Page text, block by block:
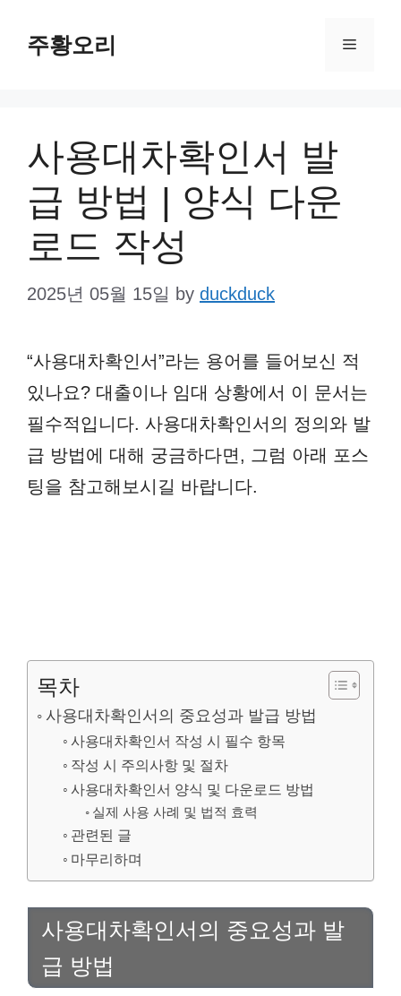
주황오리 Menu
사용대차확인서 발
급 방법 | 양식 다운
로드 작성
2025년 05월 15일 by duckduck
“사용대차확인서”라는 용어를 들어보신 적
있나요? 대출이나 임대 상황에서 이 문서는
필수적입니다. 사용대차확인서의 정의와 발
급 방법에 대해 궁금하다면, 그럼 아래 포스
팅을 참고해보시길 바랍니다.
목차
사용대차확인서의 중요성과 발급 방법
사용대차확인서 작성 시 필수 항목
작성 시 주의사항 및 절차
사용대차확인서 양식 및 다운로드 방법
실제 사용 사례 및 법적 효력
관련된 글
마무리하며
사용대차확인서의 중요성과 발
급 방법